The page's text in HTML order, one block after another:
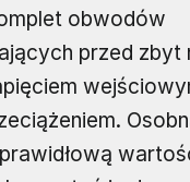
obwodów
przed zbyt